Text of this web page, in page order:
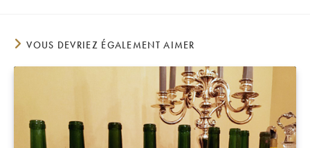
VOUS DEVRIEZ ÉGALEMENT AIMER